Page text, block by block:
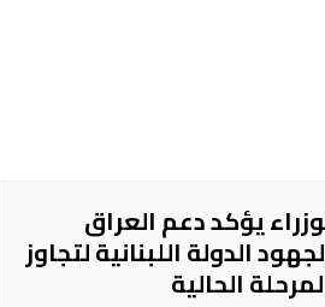
يؤكد دعم العراق
الدولة اللبنانية لتجاوز
الحالية